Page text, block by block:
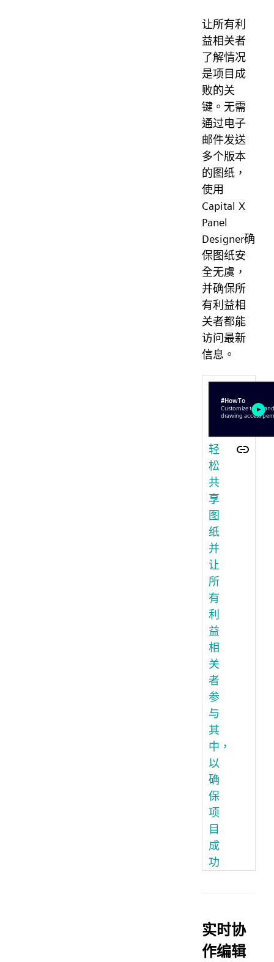
让所有利
益相关者
了解情况
是项目成
败的关
键。无需
通过电子
邮件发送
多个版本
的图纸，
使用
Capital X
Panel
Designer确
保图纸安
全无虞，
并确保所
有利益相
关者都能
访问最新
信息。
轻
松
共
享
图
纸
并
让
所
有
利
益
相
关
者
参
与
其
中，
以
确
保
项
目
成
功
实时协
作编辑